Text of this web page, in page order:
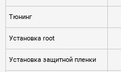
Тюнинг
Установка root
Установка защитной пленки